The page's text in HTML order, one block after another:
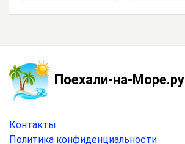
Поехали-на-Море.ру
Контакты
Политика конфиденциальности